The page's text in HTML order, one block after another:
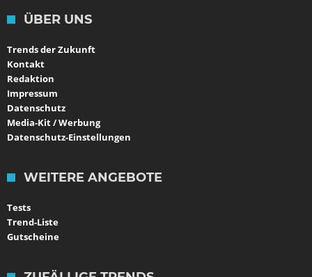
ÜBER UNS
Trends der Zukunft
Kontakt
Redaktion
Impressum
Datenschutz
Media-Kit / Werbung
Datenschutz-Einstellungen
WEITERE ANGEBOTE
Tests
Trend-Liste
Gutscheine